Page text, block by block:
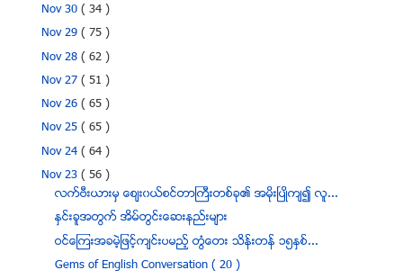
Nov 30( 34 )
Nov 29( 75 )
Nov 28( 62 )
Nov 27( 51 )
Nov 26( 65 )
Nov 25( 65 )
Nov 24( 64 )
Nov 23( 56 )
လက္ဗီးယားမွ ေစ်း၀ယ္စင္တာႀကီးတစ္ခု၏ အမုိးၿပဳိက်၍ လူ...
ႏွင္းခူအတြက္ အိမ္တြင္းေဆးနည္းမ်ား
ဝင္ေၾကးအခမဲ့ျဖင့္က်င္းပမည့္ တြံေတး သိန္းတန္ ၁၅ႏွစ္...
Gems of English Conversation ( 20 )